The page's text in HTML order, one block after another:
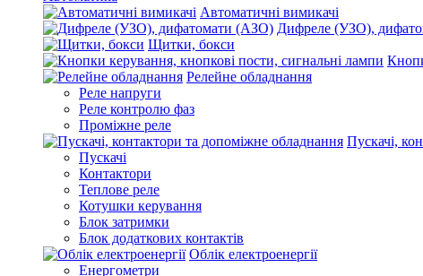
Автоматичні вимикачі
Дифреле (УЗО),
Щитки, бокси
Релейне обладнання
Реле напруги
Реле контролю фаз
Проміжне реле
Пускачі,
Пускачі
Контактори
Теплове реле
Котушки керування
Блок затримки
Блок додаткових контактів
Облік електроенергії
Енергометри